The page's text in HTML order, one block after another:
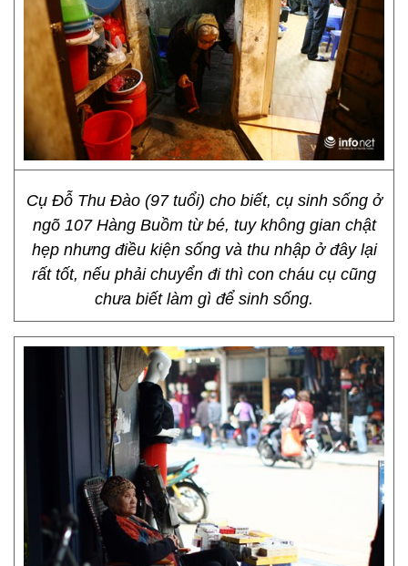
Cụ Đỗ Thu Đào (97 tuổi) cho biết, cụ sinh sống ở
ngõ 107 Hàng Buồm từ bé, tuy không gian chật
hẹp nhưng điều kiện sống và thu nhập ở đây lại
rất tốt, nếu phải chuyển đi thì con cháu cụ cũng
chưa biết làm gì để sinh sống.